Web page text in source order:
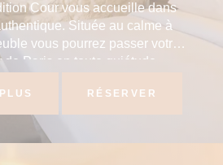
Cour vous accueille dans
Située au calme à
vous pourrez passer votre
Paris en toute quiétude...
RÉSERVER